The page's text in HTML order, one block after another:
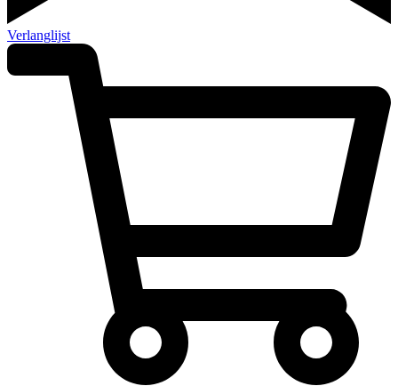
Verlanglijst